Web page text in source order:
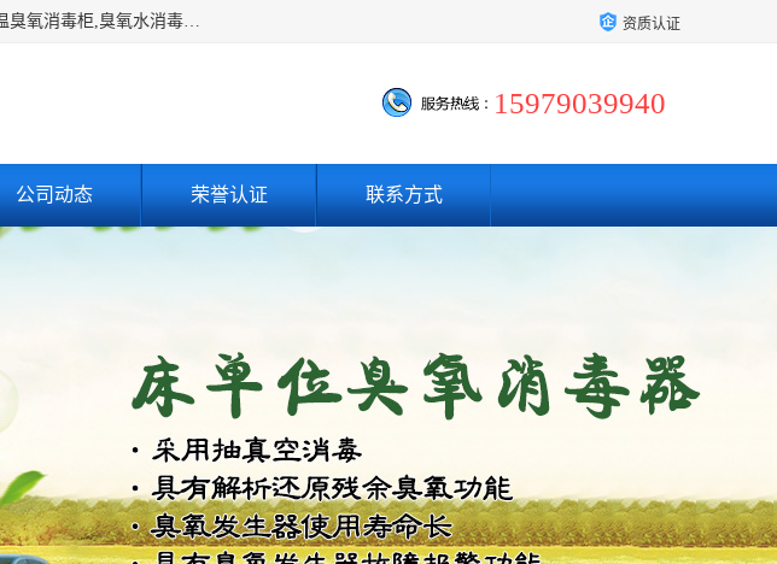
主营:医用空气消毒机，臭氧消空气毒机,循环风紫外线空气消毒机,臭氧发生器,低温烘干臭氧消毒柜,常温臭氧消毒柜,臭氧水消毒机,管道容器臭氧消毒机,内置式臭氧消毒机,外置式臭氧消毒机,床单位臭氧消毒器。医用工作服灭菌柜，医用拖鞋消毒柜,麻醉机内管路消毒机，呼吸机回路消毒机 资质认证
15979039940
公司动态 荣誉认证 联系方式